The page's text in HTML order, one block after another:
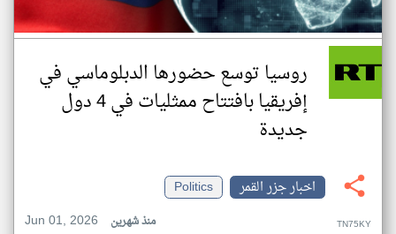
روسيا توسع حضورها الدبلوماسي في
إفريقيا بافتتاح ممثليات في 4 دول
جديدة
اخبار جزر القمر
Politics
Jun 01, 2026
منذ شهرين TN75KY